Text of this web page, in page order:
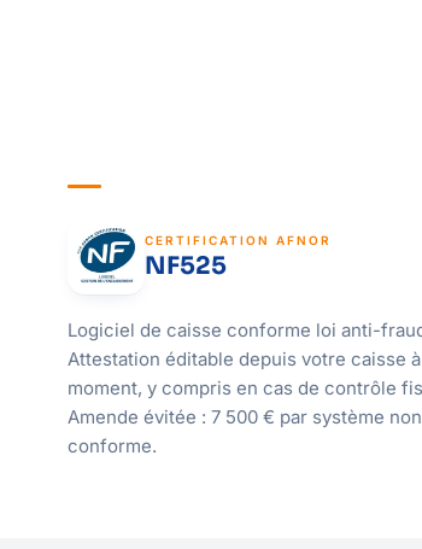
CERTIFICATION AFNOR
NF525
Logiciel de caisse conforme loi anti-
Attestation éditable depuis votre caisse
moment, y compris en cas de contrôle
Amende évitée : 7 500 € par système non
conforme.